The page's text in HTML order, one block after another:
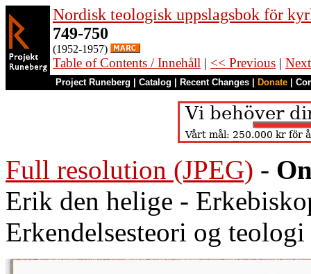
Nordisk teologisk uppslagsbok för
749-750
(1952-1957)
Table of Contents / Innehåll | << Previous |
Project Runeberg Catalog Recent Changes Donate
Full resolution (JPEG) -
Erik den helige -
Erkendelsesteori og teologi